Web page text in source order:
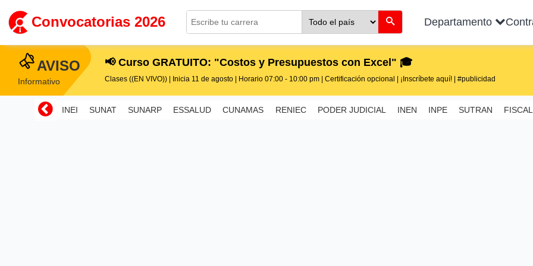
Convocatorias 2026 Departamento
AVISO
Informativo
📢 Curso GRATUITO: "Costos y Presupuestos con Excel" 🎓
Clases ((EN VIVO)) | Inicia 11 de agosto | Horario 07:00 - 10:00 pm | Certificación opcional | ¡Inscríbete aquí! | #publicidad
INEI SUNAT SUNARP ESSALUD CUNAMAS RENIEC PODER JUDICIAL INEN INPE SUTRAN